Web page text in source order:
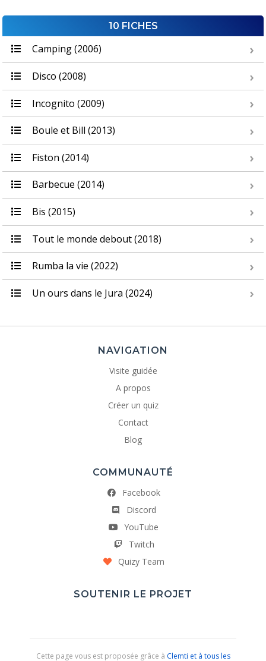
10 FICHES
Camping (2006)
Disco (2008)
Incognito (2009)
Boule et Bill (2013)
Fiston (2014)
Barbecue (2014)
Bis (2015)
Tout le monde debout (2018)
Rumba la vie (2022)
Un ours dans le Jura (2024)
NAVIGATION
Visite guidée
A propos
Créer un quiz
Contact
Blog
COMMUNAUTÉ
Facebook
Discord
YouTube
Twitch
Quizy Team
SOUTENIR LE PROJET
Cette page vous est proposée grâce à Clemti et à tous les